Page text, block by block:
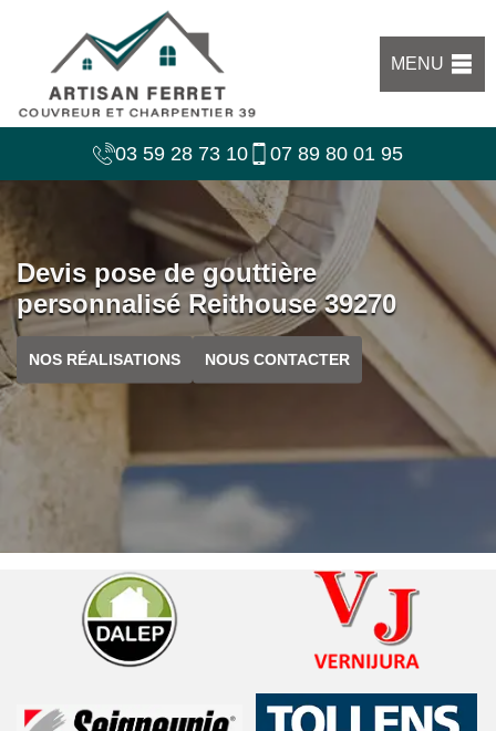
MENU
03 59 28 73 10 07 89 80 01 95
Devis pose de gouttière
personnalisé Reithouse 39270
NOS RÉALISATIONS NOUS CONTACTER